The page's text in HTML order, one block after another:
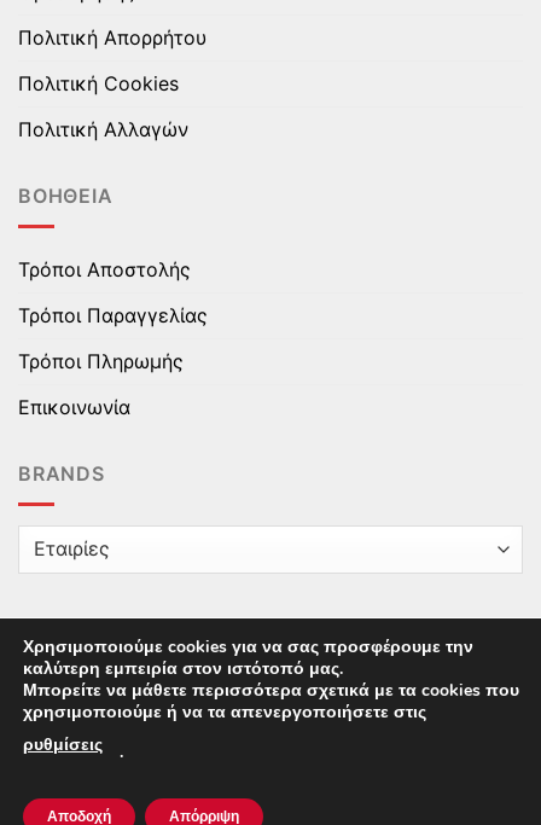
Πολιτική Απορρήτου
Πολιτική Cookies
Πολιτική Αλλαγών
ΒΟΉΘΕΙΑ
Τρόποι Αποστολής
Τρόποι Παραγγελίας
Τρόποι Πληρωμής
Επικοινωνία
BRANDS
Copyright © 2025 epaidika.gr / All Rights Reserved /
Supported byStarten Development
Χρησιμοποιούμε cookies για να σας προσφέρουμε την
καλύτερη εμπειρία στον ιστότοπό μας.
Μπορείτε να μάθετε περισσότερα σχετικά με τα cookies που
χρησιμοποιούμε ή να τα απενεργοποιήσετε στις
ρυθμίσεις
.
Αποδοχή Απόρριψη
This site uses cookies to offer you a better browsing
experience. By browsing this website, you agree to our
ACCEPT